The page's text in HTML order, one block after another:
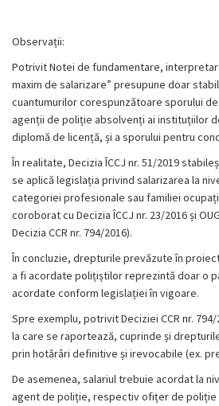
Observații:
Potrivit Notei de fundamentare,
maxim de salarizare” presupune doar
cuantumurilor corespunzătoare sporului
agenții de poliție absolvenți ai instituțiilor
diplomă de licență, și a sporului pentru
În realitate, Decizia ÎCCJ nr. 51/2019
se aplică legislația privind salarizarea la
categoriei profesionale sau familiei
coroborat cu Decizia ÎCCJ nr. 23/2016 și
Decizia CCR nr. 794/2016).
În concluzie, drepturile prevăzute în
a fi acordate polițiștilor reprezintă doar o
acordate conform legislației în vigoare.
Spre exemplu, potrivit Deciziei CCR nr.
la care se raportează, cuprinde și
prin hotărâri definitive și irevocabile (ex.
De asemenea, salariul trebuie acordat la
agent de poliție, respectiv ofițer de poliție